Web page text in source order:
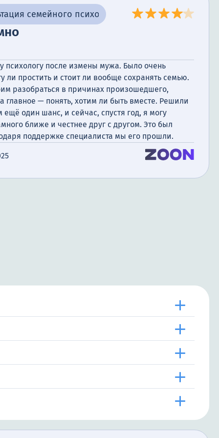
семейного психолога
психологу после измены мужа. Было очень
ли простить и стоит ли вообще сохранять семью.
разобраться в причинах произошедшего,
главное — понять, хотим ли быть вместе. Решили
один шанс, и сейчас, спустя год, я могу
ближе и честнее друг с другом. Это был
поддержке специалиста мы его прошли.